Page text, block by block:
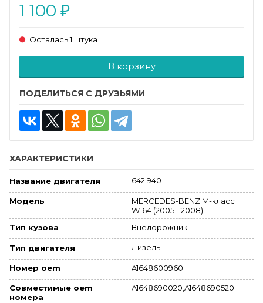
1 100 ₽
Осталась 1 штука
В корзину
ПОДЕЛИТЬСЯ С ДРУЗЬЯМИ
ХАРАКТЕРИСТИКИ
Название двигателя 642.940
Модель
MERCEDES-BENZ M-класс
W164 (2005 - 2008)
Тип кузова
Внедорожник
Тип двигателя Дизель
Номер oem A1648600960
Совместимые oem
номера
A1648690020,A1648690520